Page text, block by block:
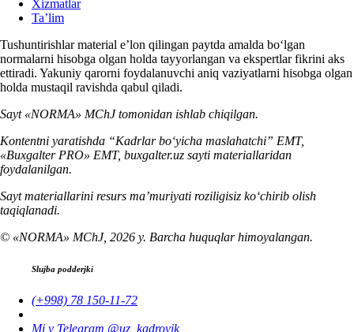
Xizmatlar
Ta’lim
Tushuntirishlar material e’lon qilingan paytda amalda boʻlgan
normalarni hisobga olgan holda tayyorlangan va ekspertlar fikrini aks
ettiradi. Yakuniy qarorni foydalanuvchi aniq vaziyatlarni hisobga olgan
holda mustaqil ravishda qabul qiladi.
Sayt «NORMA» MChJ tomonidan ishlab chiqilgan.
Kontentni yaratishda “Kadrlar boʻyicha maslahatchi” EMT,
«Buxgalter PRO» EMT, buxgalter.uz sayti materiallaridan
foydalanilgan.
Sayt materiallarini resurs ma’muriyati roziligisiz koʻchirib olish
taqiqlanadi.
© «NORMA» MChJ, 2026 y. Barcha huquqlar himoyalangan.
Slujba podderjki
(+998) 78 150-11-72
Mi v Telegram @uz_kadrovik